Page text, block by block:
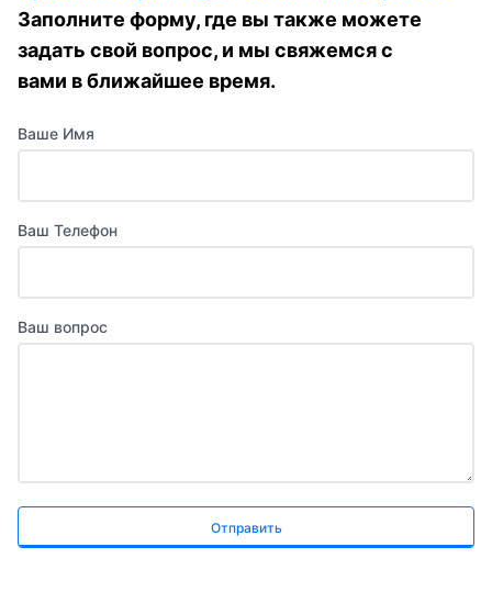
Заполните форму, где вы также можете
задать свой вопрос, и мы свяжемся с
вами в ближайшее время.
Ваше Имя
Ваш Телефон
Ваш вопрос
Отправить